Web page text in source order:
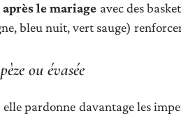
le mariage avec des
bleu nuit, vert sauge)
ou évasée
pardonne davantage les